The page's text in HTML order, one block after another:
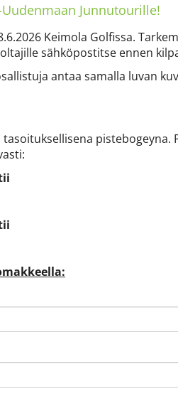
Junnutourille!
Keimola Golfissa.
sähköpostitse ennen
antaa samalla luvan